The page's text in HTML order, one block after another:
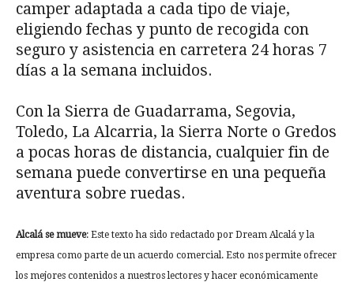
camper adaptada a cada tipo de viaje,
eligiendo fechas y punto de recogida con
seguro y asistencia en carretera 24 horas 7
días a la semana incluidos.
Con la Sierra de Guadarrama, Segovia,
Toledo, La Alcarria, la Sierra Norte o Gredos
a pocas horas de distancia, cualquier fin de
semana puede convertirse en una pequeña
aventura sobre ruedas.
Alcalá se mueve: Este texto ha sido redactado por Dream Alcalá y la
empresa como parte de un acuerdo comercial. Esto nos permite ofrecer
los mejores contenidos a nuestros lectores y hacer económicamente